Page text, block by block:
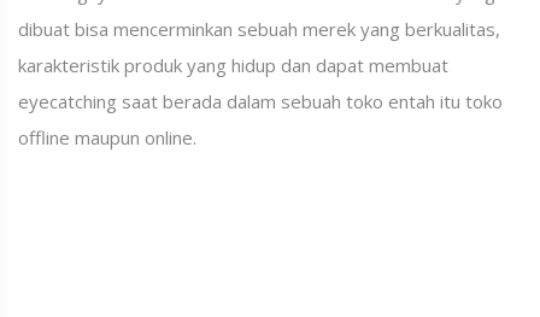
dibuat bisa mencerminkan sebuah merek yang berkualitas,
karakteristik produk yang hidup dan dapat membuat
eyecatching saat berada dalam sebuah toko entah itu toko
offline maupun online.